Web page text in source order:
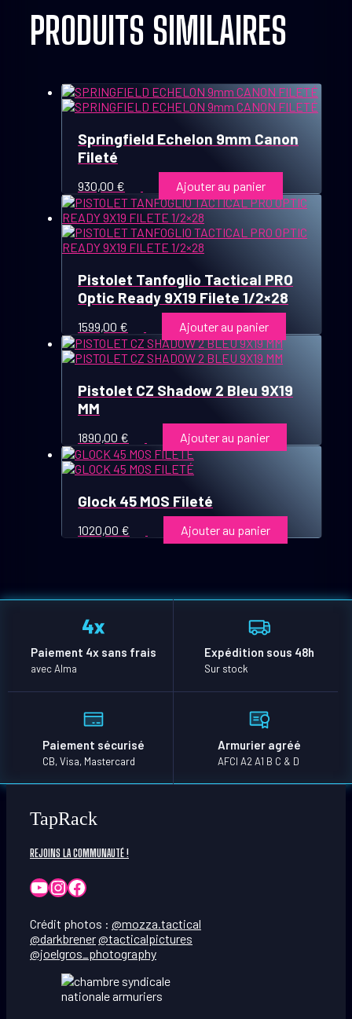
PRODUITS SIMILAIRES
Springfield Echelon 9mm Canon
Fileté
930,00 € Ajouter au panier
Pistolet Tanfoglio Tactical PRO
Optic Ready 9X19 Filete 1/2×28
1599,00 € Ajouter au panier
Pistolet CZ Shadow 2 Bleu 9X19
MM
1890,00 € Ajouter au panier
Glock 45 MOS Fileté
1020,00 € Ajouter au panier
Paiement 4x sans frais
avec Alma
Expédition sous 48h
Sur stock
Paiement sécurisé
CB, Visa, Mastercard
Armurier agréé
AFCI A2 A1 B C & D
TapRack
REJOINS LA COMMUNAUTÉ !
YouTube
Instagram
Facebook
Crédit photos : @mozza.tactical
@darkbrener@tacticalpictures
@joelgros_photography